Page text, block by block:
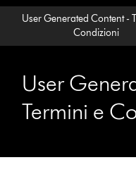
su
User Generated Content -
Condizioni
User
Termini e